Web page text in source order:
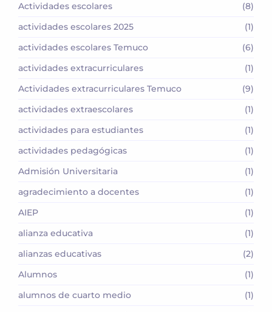
Actividades escolares
(8)
actividades escolares 2025
(1)
actividades escolares Temuco
(6)
actividades extracurriculares
(1)
Actividades extracurriculares Temuco
(9)
actividades extraescolares
(1)
actividades para estudiantes
(1)
actividades pedagógicas
(1)
Admisión Universitaria
(1)
agradecimiento a docentes
(1)
AIEP
(1)
alianza educativa
(1)
alianzas educativas
(2)
Alumnos
(1)
alumnos de cuarto medio
(1)